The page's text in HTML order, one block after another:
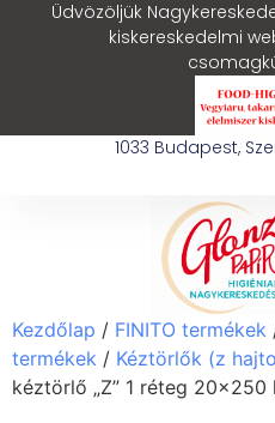
Üdvözöljük
kiskereskedelmi
1033 Budapest,
Kezdőlap / FINITO termékek
termékek / Kéztörlők (z
kéztörlő „Z” 1 réteg